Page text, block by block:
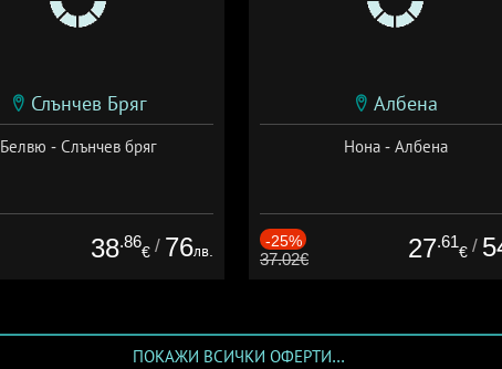
Слънчев Бряг
Белвю - Слънчев бряг
38.86
€ / 76лв.
Албена
Нона - Албена
-25%
37.02€ 27.61
€ /
ПОКАЖИ ВСИЧКИ ОФЕРТИ...